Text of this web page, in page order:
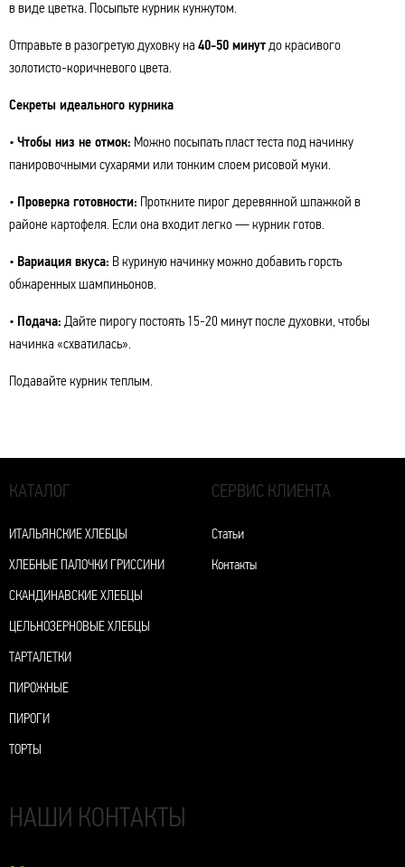
в виде цветка. Посыпьте курник кунжутом.
Отправьте в разогретую духовку на 40-50 минутдо красивого
золотисто-коричневого цвета.
Секреты идеального курника
• Чтобы низ не отмок: Можно посыпать пласт теста под начинку
панировочными сухарями или тонким слоем рисовой муки.
• Проверка готовности: Проткните пирог деревянной шпажкой в
районе картофеля. Если она входит легко — курник готов.
• Вариация вкуса: В куриную начинку можно добавить горсть
обжаренных шампиньонов.
• Подача: Дайте пирогу постоять 15-20 минут после духовки, чтобы
начинка «схватилась».
Подавайте курник теплым.
КАТАЛОГ
ИТАЛЬЯНСКИЕ ХЛЕБЦЫ
ХЛЕБНЫЕ ПАЛОЧКИ ГРИССИНИ
СКАНДИНАВСКИЕ ХЛЕБЦЫ
ЦЕЛЬНОЗЕРНОВЫЕ ХЛЕБЦЫ
ТАРТАЛЕТКИ
ПИРОЖНЫЕ
ПИРОГИ
ТОРТЫ
СЕРВИС КЛИЕНТА
Статьи
Контакты
НАШИ КОНТАКТЫ